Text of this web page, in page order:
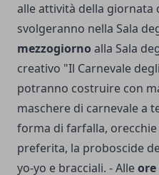
alle attività della giornata
svolgeranno nella Sala
mezzogiorno alla Sala
creativo "Il Carnevale
potranno costruire con
maschere di carnevale a
forma di farfalla,
preferita, la proboscide
yo-yo e bracciali. - Alleore